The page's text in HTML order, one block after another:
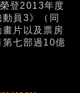
登2013年度
員3》（同
片以及票房
七部過10億